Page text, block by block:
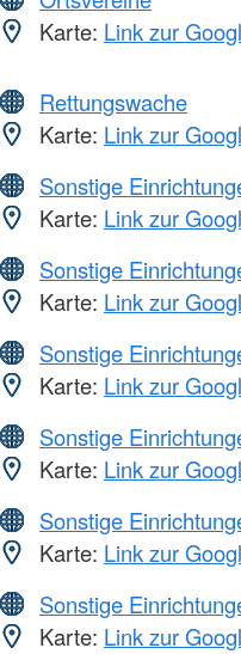
Karte: Link zur
Rettungswache
Karte: Link zur
Sonstige
Karte: Link zur
Sonstige
Karte: Link zur
Sonstige
Karte: Link zur
Sonstige
Karte: Link zur
Sonstige
Karte: Link zur
Sonstige
Karte: Link zur